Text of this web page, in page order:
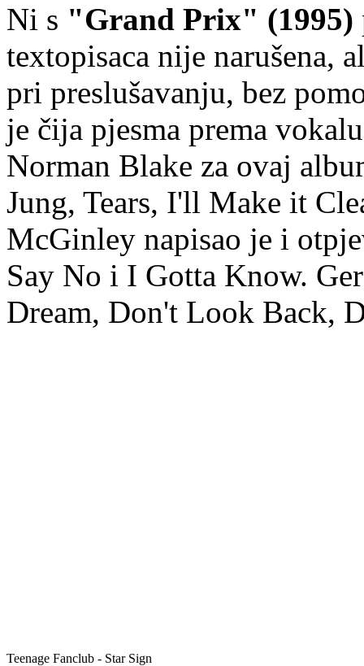
Ni s "Grand Prix" (1995)
textopisaca nije narušena,
pri preslušavanju, bez
je čija pjesma prema
Norman Blake za ovaj
Jung, Tears, I'll Make it
McGinley napisao je i
Say No i I Gotta Know.
Dream, Don't Look Back,
Teenage Fanclub - Star Sign